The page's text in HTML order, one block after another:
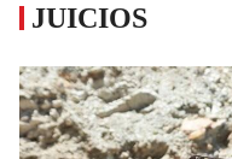
JUICIOS